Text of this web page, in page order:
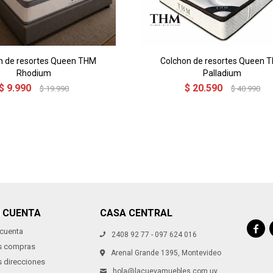
de resortes Queen THM
Rhodium
9.990 $ 19.990
Colchon de resortes Queen
Palladium
$ 20.590 $ 40.990
CUENTA
compras
direcciones
CASA CENTRAL
2408 92 77 - 097 624 016
Arenal Grande 1395, Montevideo
hola@lacuevamuebles.com.uy
